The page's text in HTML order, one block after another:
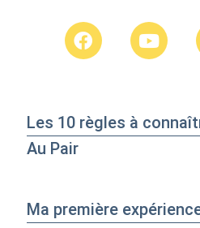
Les 10 règles à
Au Pair
Ma première